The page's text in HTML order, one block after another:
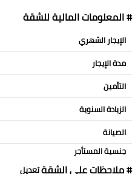
# المعلومات المالية للشقة
الإيجار الشهري
مدة الإيجار
التأمين
الزيادة السنوية
الصيانة
جنسية المستأجر
# ملاحظات علي الشقةتعديل